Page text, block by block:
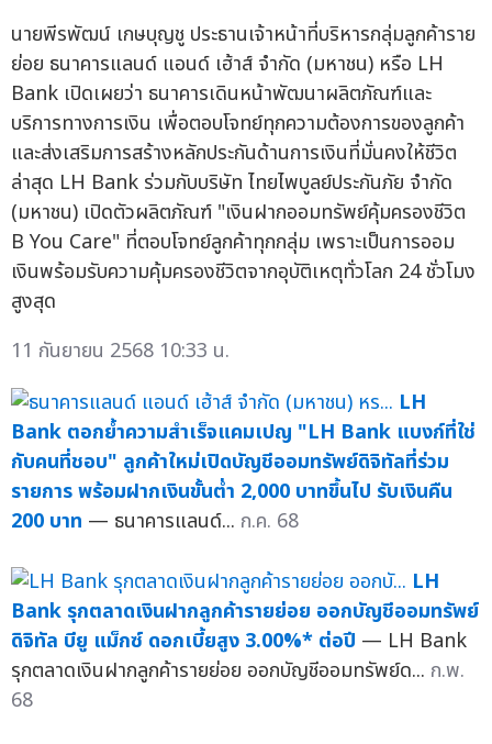
นายพีรพัฒน์ เกษบุญชู ประธานเจ้าหน้าที่บริหารกลุ่มลูกค้าราย
ย่อย ธนาคารแลนด์ แอนด์ เฮ้าส์ จำกัด (มหาชน) หรือ LH
Bank เปิดเผยว่า ธนาคารเดินหน้าพัฒนาผลิตภัณฑ์และ
บริการทางการเงิน เพื่อตอบโจทย์ทุกความต้องการของลูกค้า
และส่งเสริมการสร้างหลักประกันด้านการเงินที่มั่นคงให้ชีวิต
ล่าสุด LH Bank ร่วมกับบริษัท ไทยไพบูลย์ประกันภัย จำกัด
(มหาชน) เปิดตัวผลิตภัณฑ์ "เงินฝากออมทรัพย์คุ้มครองชีวิต
B You Care" ที่ตอบโจทย์ลูกค้าทุกกลุ่ม เพราะเป็นการออม
เงินพร้อมรับความคุ้มครองชีวิตจากอุบัติเหตุทั่วโลก 24 ชั่วโมง
สูงสุด
11 กันยายน 2568 10:33 น.
LH
Bank ตอกย้ำความสำเร็จแคมเปญ "LH Bank แบงก์ที่ใช่
กับคนที่ชอบ" ลูกค้าใหม่เปิดบัญชีออมทรัพย์ดิจิทัลที่ร่วม
รายการ พร้อมฝากเงินขั้นต่ำ 2,000 บาทขึ้นไป รับเงินคืน
200 บาท — ธนาคารแลนด์... ก.ค. 68
LH
Bank รุกตลาดเงินฝากลูกค้ารายย่อย ออกบัญชีออมทรัพย์
ดิจิทัล บียู แม็กซ์ ดอกเบี้ยสูง 3.00%* ต่อปี — LH Bank
รุกตลาดเงินฝากลูกค้ารายย่อย ออกบัญชีออมทรัพย์ด... ก.พ.
68